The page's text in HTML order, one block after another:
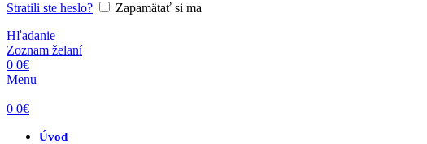
Stratili ste heslo?
Zapamätať si ma
Hľadanie
Zoznam želaní
0 0€
Menu
0 0€
Úvod